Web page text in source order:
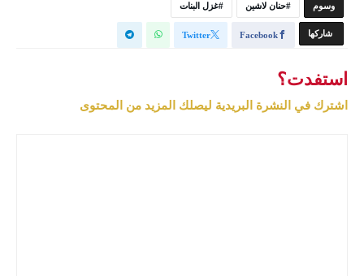
‫‫‫‫وسوم‬ حنان لاشين غزل البنات
‫‫ شاركها‬ Facebook
Twitter
استفدت؟
اشترك في النشرة البريدية ليصلك المزيد من المحتوى